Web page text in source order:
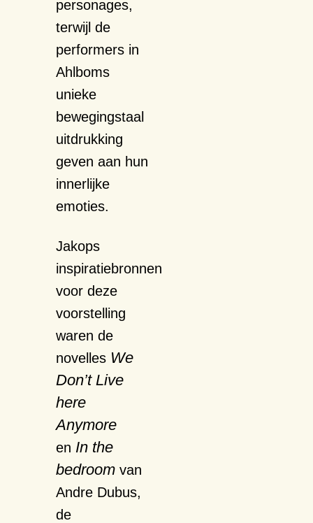
personages,
terwijl de
performers in
Ahlboms
unieke
bewegingstaal
uitdrukking
geven aan hun
innerlijke
emoties.
Jakops
inspiratiebronnen
voor deze
voorstelling
waren de
novelles We
Don’t Live
here
Anymore
en In the
bedroom van
Andre Dubus,
de